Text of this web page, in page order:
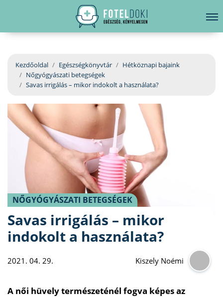
EGÉSZSÉGKÖNYVTÁR
BETEGSÉGKALAUZ
ÜGYELETKERESŐ
ORVOS VÁLASZOL
ORVOSKERESŐ
hirdetés
Kezdőoldal Egészségkönyvtár
Hétköznapi bajaink
Nőgyógyászati betegségek
Savas irrigálás – mikor indokolt a használata?
NŐGYÓGYÁSZATI BETEGSÉGEK
Savas irrigálás – mikor
indokolt a használata?
2021. 04. 29. Kiszely Noémi
A női hüvely természeténél fogva képes az